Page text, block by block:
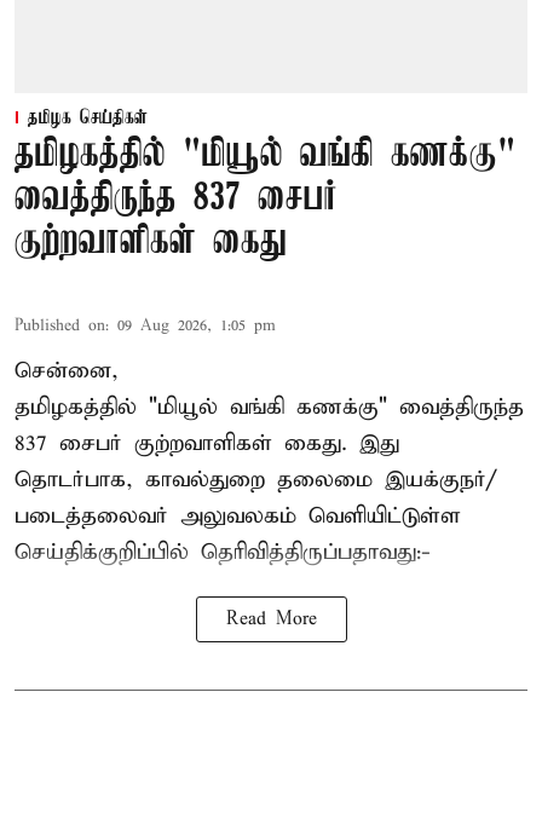
தமிழக செய்திகள்
தமிழகத்தில் "மியூல் வங்கி கணக்கு"
வைத்திருந்த 837 சைபர்
குற்றவாளிகள் கைது
Published on: 09 Aug 2026, 1:05 pm
சென்னை,
தமிழகத்தில் "மியூல் வங்கி கணக்கு" வைத்திருந்த
837 சைபர் குற்றவாளிகள் கைது. இது
தொடர்பாக, காவல்துறை தலைமை இயக்குநர்/
படைத்தலைவர் அலுவலகம் வெளியிட்டுள்ள
செய்திக்குறிப்பில் தெரிவித்திருப்பதாவது:-
Read More